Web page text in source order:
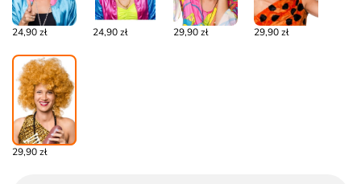
24,90 zł 24,90 zł 29,90 zł 29,90 zł
29,90 zł